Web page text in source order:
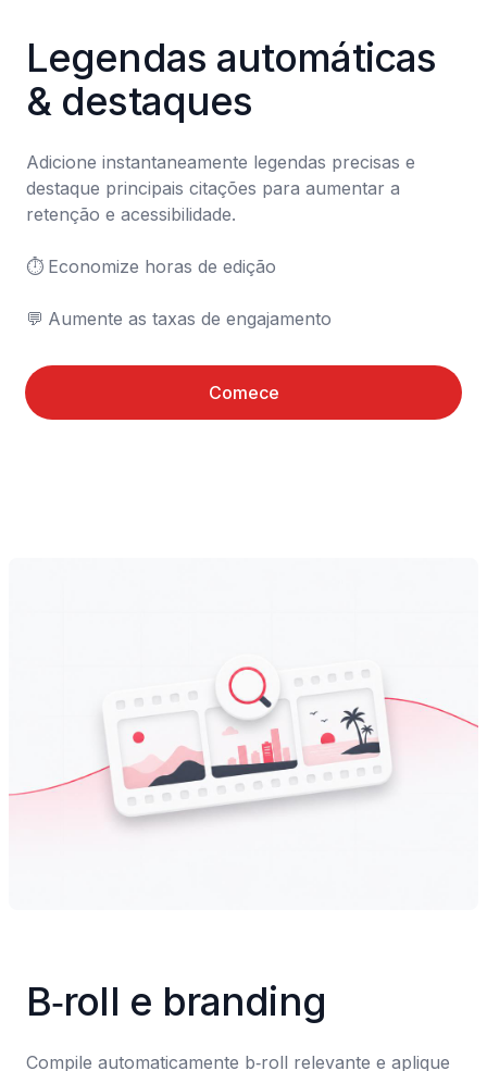
Legendas automáticas
& destaques
Adicione instantaneamente legendas precisas e
destaque principais citações para aumentar a
retenção e acessibilidade.
⏱️	Economize horas de edição
💬	Aumente as taxas de engajamento
Comece
B‑roll e branding
Compile automaticamente b‑roll relevante e aplique